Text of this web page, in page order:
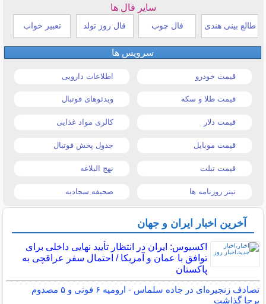
سایر فال ها
طالع بینی هندی فال چوب فال روز تولد تعبیر خواب
سرویس ها
قیمت خودرو اطلاعات دارویی
قیمت طلا و سکه ویدئوهای فوتبال
قیمت دلار کالری مواد غذایی
قیمت موبایل جدول پخش فوتبال
قیمت تبلت نهج البلاغه
تیتر روزنامه ها صحیفه سجادیه
آخرین اخبار ایران و جهان
اکسیوس: ایران در انتظار تأیید نهایی داخلی برای
توافق با عمان و آمریکا / احتمال سفر عراقچی به
پاکستان
تصادف زنجیره‌ای در جاده سلماس - ارومیه ۶ فوتی و ۵ مصدوم
برجا گذاشت